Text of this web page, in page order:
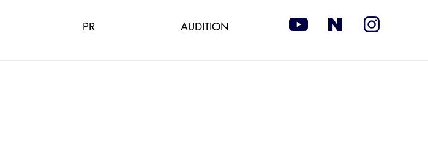
PR AUDITION